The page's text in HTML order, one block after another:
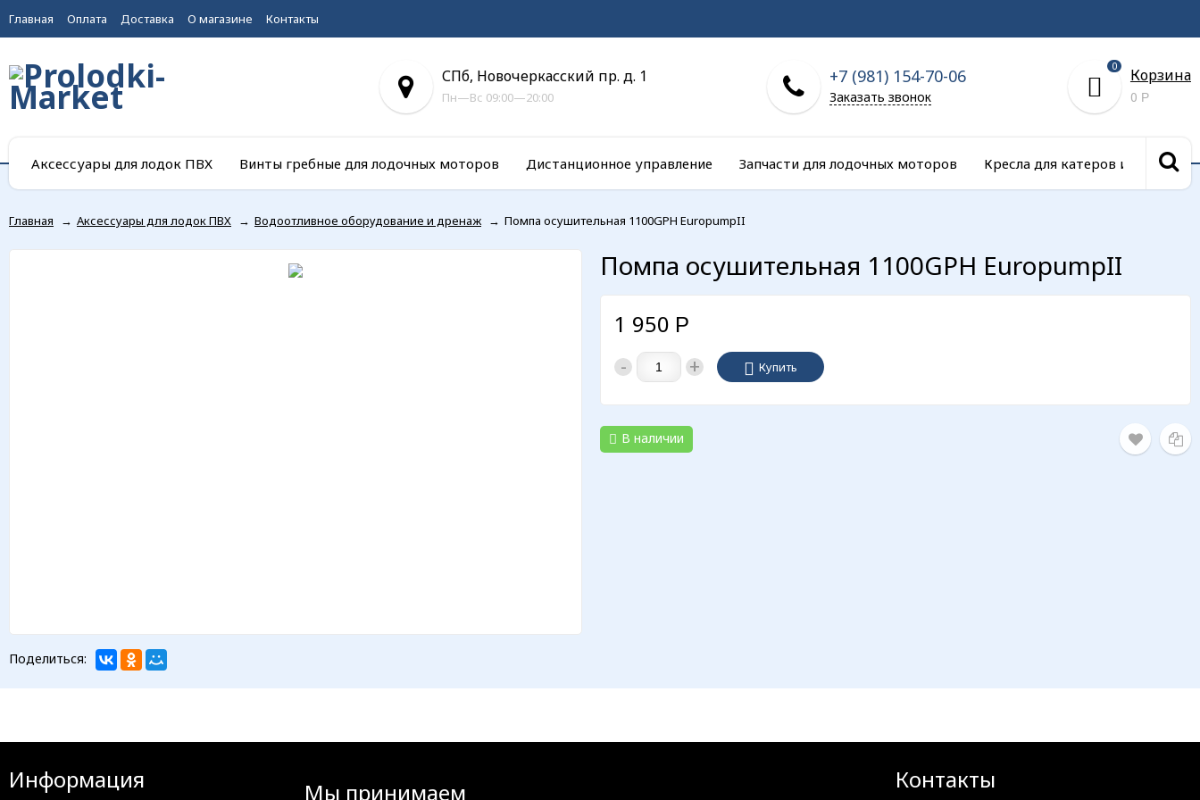
Главная Оплата Доставка О магазине Контакты
СПб, Новочеркасский пр. д. 1
Пн—Вс 09:00—20:00
+7 (981) 154-70-06
Заказать звонок
0 Корзина
0 Р
Аксессуары для лодок ПВХ Винты гребные для лодочных моторов Дистанционное управление Запчасти для лодочных моторов Кресла для катеров и сиденья
Главная → Аксессуары для лодок ПВХ → Водоотливное оборудование и дренаж → Помпа осушительная 1100GPH EuropumpII
Поделиться:
Помпа осушительная 1100GPH EuropumpII
1 950 Р
- + Купить
В наличии
Информация Мы принимаем Контакты